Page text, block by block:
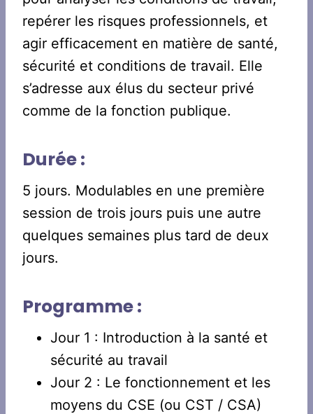
repérer les risques professionnels, et
agir efficacement en matière de santé,
sécurité et conditions de travail. Elle
s’adresse aux élus du secteur privé
comme de la fonction publique.
Durée :
5 jours. Modulables en une première
session de trois jours puis une autre
quelques semaines plus tard de deux
jours.
Programme :
Jour 1 : Introduction à la santé et
sécurité au travail
Jour 2 : Le fonctionnement et les
moyens du CSE (ou CST / CSA)